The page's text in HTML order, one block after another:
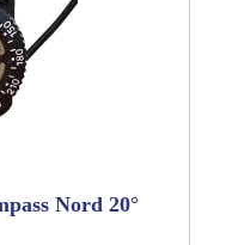
Nord 20°